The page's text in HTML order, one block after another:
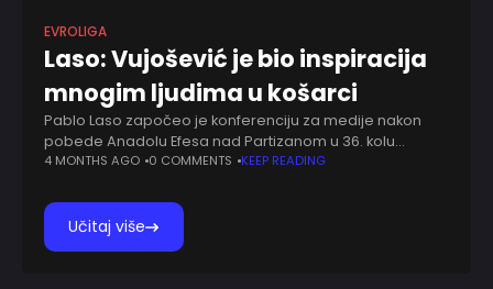
EVROLIGA
Laso: Vujošević je bio inspiracija
mnogim ljudima u košarci
Pablo Laso započeo je konferenciju za medije nakon
pobede Anadolu Efesa nad Partizanom u 36. kolu
Evrolige u izuzetno emotivnom tonu. Efes je slavio
4 MONTHS AGO 0 COMMENTS KEEP READING
Učitaj više